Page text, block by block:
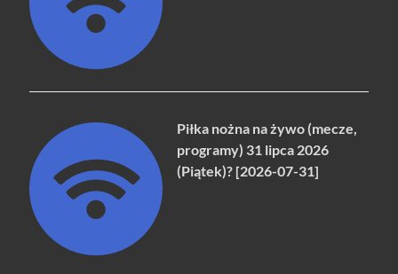
Piłka nożna na żywo (mecze,
programy) 31 lipca 2026
(Piątek)? [2026-07-31]